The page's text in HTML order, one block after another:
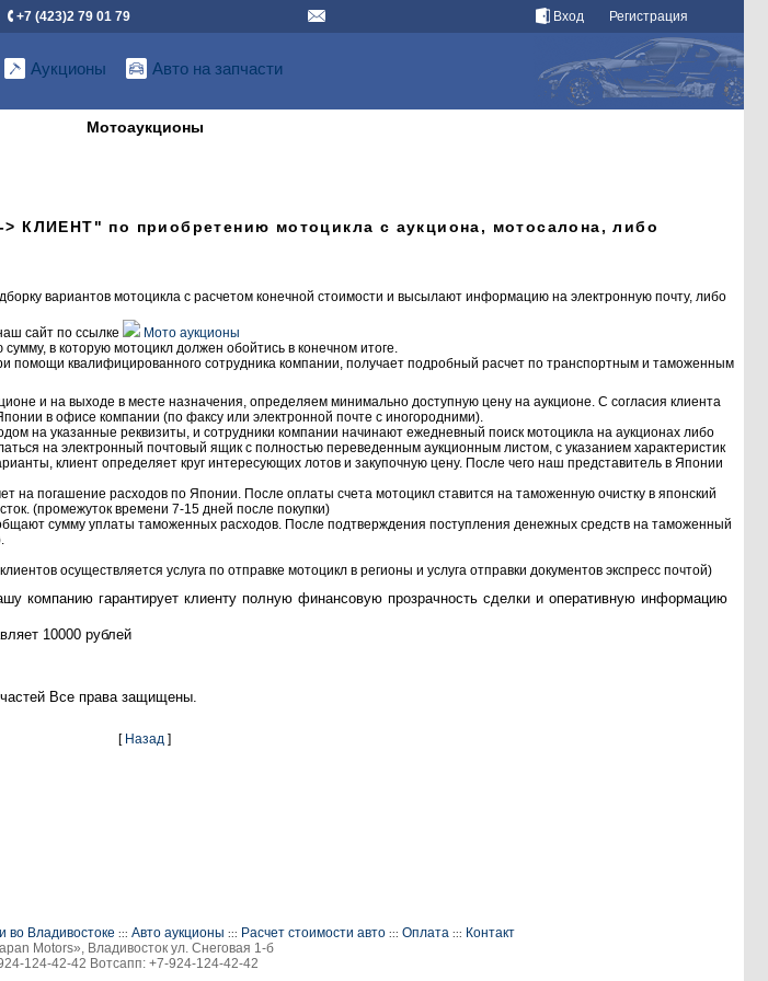
Вход Регистрация
+7 (423)2 79 01 79
Аукционы Авто на запчасти
Мотоаукционы
КЛИЕНТ" по приобретению мотоцикла с аукциона, мотосалона, либо
вариантов мотоцикла с расчетом конечной стоимости и высылают информацию на электронную почту, либо
сайт по ссылке
Мото аукционы
в которую мотоцикл должен обойтись в конечном итоге.
помощи квалифицированного сотрудника компании, получает подробный расчет по транспортным и таможенным
и на выходе в месте назначения, определяем минимально доступную цену на аукционе. С согласия клиента
в офисе компании (по факсу или электронной почте с иногородними).
на указанные реквизиты, и сотрудники компании начинают ежедневный поиск мотоцикла на аукционах либо
на электронный почтовый ящик с полностью переведенным аукционным листом, с указанием характеристик
клиент определяет круг интересующих лотов и закупочную цену. После чего наш представитель в Японии
на погашение расходов по Японии. После оплаты счета мотоцикл ставится на таможенную очистку в японский
(промежуток времени 7-15 дней после покупки)
сумму уплаты таможенных расходов. После подтверждения поступления денежных средств на таможенный
осуществляется услуга по отправке мотоцикл в регионы и услуга отправки документов экспресс почтой)
компанию гарантирует клиенту полную финансовую прозрачность сделки и оперативную информацию
10000 рублей
Все права защищены.
[ Назад ]
во Владивостоке ::: Авто аукционы ::: Расчет стоимости авто::: Оплата::: Контакт
Motors», Владивосток ул. Снеговая 1-б
124-42-42 Вотсапп: +7-924-124-42-42